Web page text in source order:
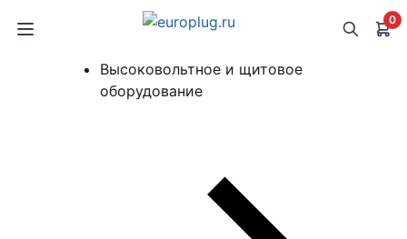
0
Высоковольтное и щитовое
оборудование